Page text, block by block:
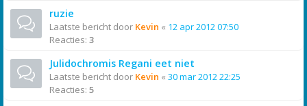
ruzie
Laatste bericht door Kevin « 12 apr 2012 07:50
Reacties: 3
Julidochromis Regani eet niet
Laatste bericht door Kevin « 30 mar 2012 22:25
Reacties: 5